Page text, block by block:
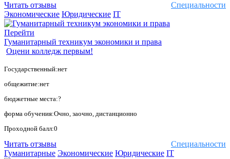
Специальности
Читать отзывы
Экономические Юридические IT
Перейти
Гуманитарный техникум экономики и права
Оцени колледж первым!
Государственный:нет
общежитие:нет
бюджетные места:?
форма обучения:Очно, заочно, дистанционно
Проходной балл:0
Специальности
Читать отзывы
Гуманитарные Экономические Юридические IT